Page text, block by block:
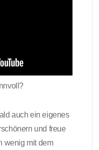
auch ein eigenes
und freue
wenig mit dem